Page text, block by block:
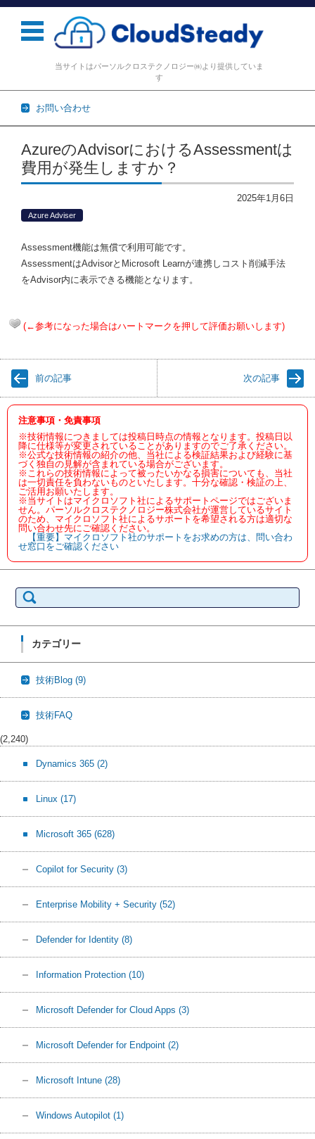
当サイトはパーソルクロステクノロジー㈱より提供していま
す
お問い合わせ
コンテンツに移動
AzureのAdvisorにおけるAssessmentは
費用が発生しますか？
2025年1月6日
Azure Adviser
Assessment機能は無償で利用可能です。
AssessmentはAdvisorとMicrosoft Learnが連携しコスト削減手法
をAdvisor内に表示できる機能となります。
(←参考になった場合はハートマークを押して評価お願いします)
前の記事 次の記事
注意事項・免責事項
※技術情報につきましては投稿日時点の情報となります。投稿日以
降に仕様等が変更されていることがありますのでご了承ください。
※公式な技術情報の紹介の他、当社による検証結果および経験に基
づく独自の見解が含まれている場合がございます。
※これらの技術情報によって被ったいかなる損害についても、当社
は一切責任を負わないものといたします。十分な確認・検証の上、
ご活用お願いたします。
※当サイトはマイクロソフト社によるサポートページではございま
せん。パーソルクロステクノロジー株式会社が運営しているサイト
のため、マイクロソフト社によるサポートを希望される方は適切な
問い合わせ先にご確認ください。
【重要】マイクロソフト社のサポートをお求めの方は、問い合わ
せ窓口をご確認ください
索:
カテゴリー
技術Blog (9)
技術FAQ
(2,240)
Dynamics 365 (2)
Linux (17)
Microsoft 365 (628)
Copilot for Security (3)
Enterprise Mobility + Security (52)
Defender for Identity (8)
Information Protection (10)
Microsoft Defender for Cloud Apps (3)
Microsoft Defender for Endpoint (2)
Microsoft Intune (28)
Windows Autopilot (1)